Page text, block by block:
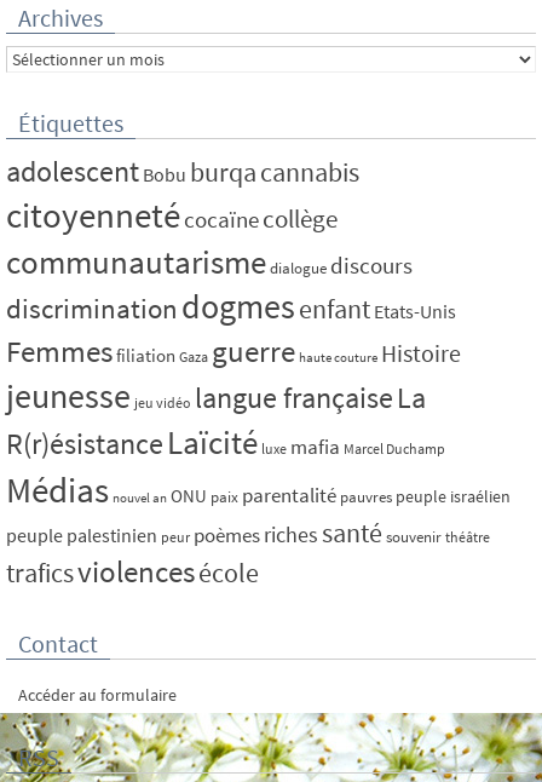
Archives
Archives
Étiquettes
adolescent Bobu burqacannabis
citoyennetécocaïnecollège
communautarismedialogue discours
discrimination dogmesenfant Etats-Unis
Femmesfiliation Gaza guerre haute couture Histoire
jeunesse jeu vidéo langue française La
R(r)ésistanceLaïcité luxe mafia Marcel Duchamp
Médias nouvel an ONU paix parentalité pauvres peuple israélien
peuple palestinien peur poèmesriches santé souvenir théâtre
traficsviolencesécole
Contact
Accéder au formulaire
RSS